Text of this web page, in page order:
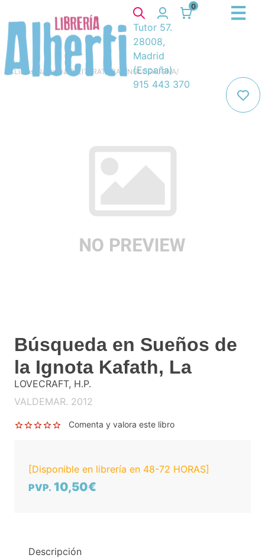
0
Tutor 57.
28008,
Madrid
(España)
915 443 370
Libros Narrativa/ 8. LITERATURA ANGLOSAJONA/
Búsqueda en Sueños de
la Ignota Kafath, La
LOVECRAFT, H.P.
VALDEMAR. 2012
Comenta y valora este libro
[Disponible en librería en 48-72 HORAS]
PVP. 10,50€
Descripción